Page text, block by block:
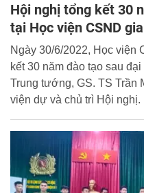
Hội nghị tổng kết 30
tại Học viện CSND
Ngày 30/6/2022, Học viện
kết 30 năm đào tạo sau
Trung tướng, GS. TS Trần
viện dự và chủ trì Hội nghị.